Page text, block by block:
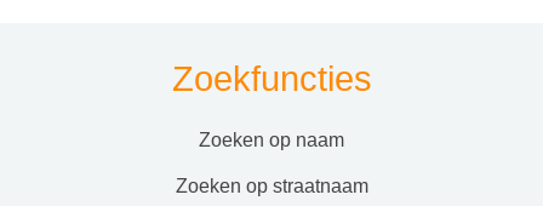
Zoekfuncties
zoeken op naam
zoeken op straatnaam